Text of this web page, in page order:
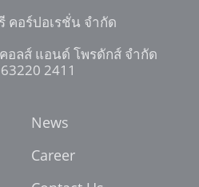
คอร์ปอเรชั่น จำกัด
อลส์ แอนด์ โพรดักส์ จำกัด
2411
News
Career